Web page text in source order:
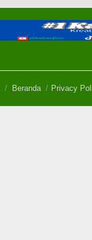
Beranda Privacy